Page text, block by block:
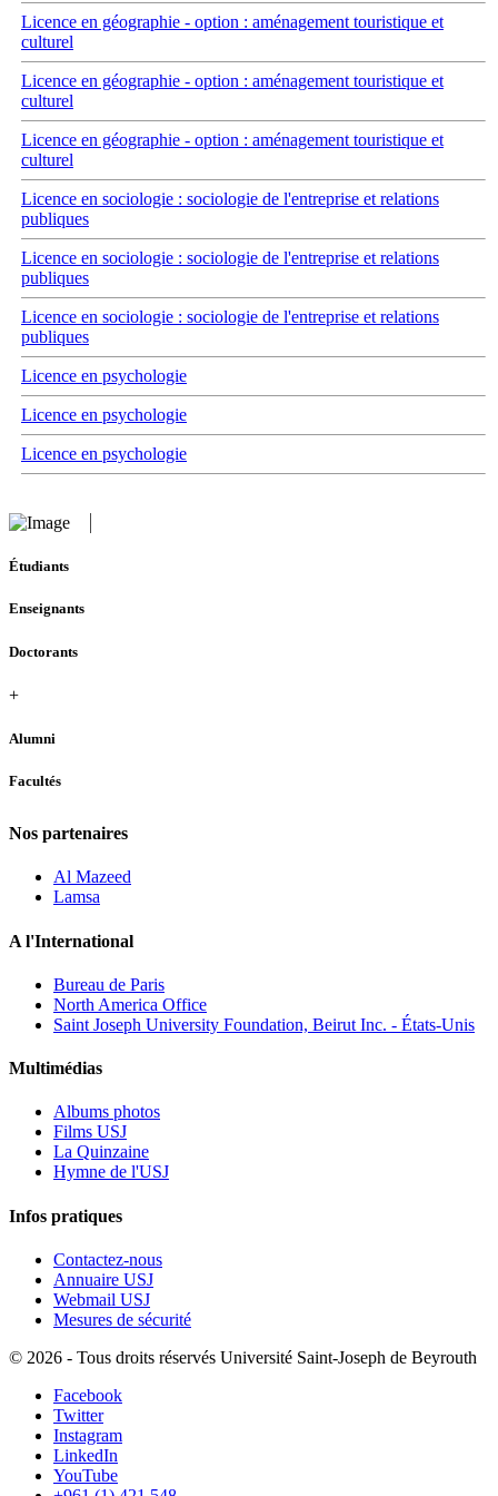
Licence en géographie - option : aménagement touristique et
culturel
Licence en géographie - option : aménagement touristique et
culturel
Licence en géographie - option : aménagement touristique et
culturel
Licence en sociologie : sociologie de l'entreprise et relations
publiques
Licence en sociologie : sociologie de l'entreprise et relations
publiques
Licence en sociologie : sociologie de l'entreprise et relations
publiques
Licence en psychologie
Licence en psychologie
Licence en psychologie
Étudiants
Enseignants
Doctorants
+
Alumni
Facultés
Nos partenaires
Al Mazeed
Lamsa
A l'International
Bureau de Paris
North America Office
Saint Joseph University Foundation, Beirut Inc. - États-Unis
Multimédias
Albums photos
Films USJ
La Quinzaine
Hymne de l'USJ
Infos pratiques
Contactez-nous
Annuaire USJ
Webmail USJ
Mesures de sécurité
© 2026 - Tous droits réservés Université Saint-Joseph de Beyrouth
Facebook
Twitter
Instagram
LinkedIn
YouTube